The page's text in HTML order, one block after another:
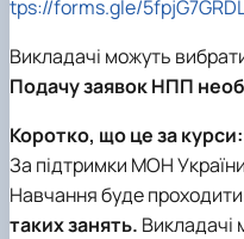
tps://forms.gle/
Викладачі можуть
Подачу заявок НПП
Коротко, що це за курси:
За підтримки МОН
Навчання буде
таких занять. Викладачі